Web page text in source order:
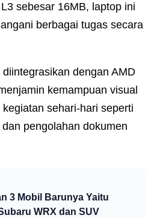
sebesar 16MB, laptop ini
berbagai tugas secara
dengan AMD
kemampuan visual
sehari-hari seperti
pengolahan dokumen
3 Mobil Barunya Yaitu
WRX dan SUV